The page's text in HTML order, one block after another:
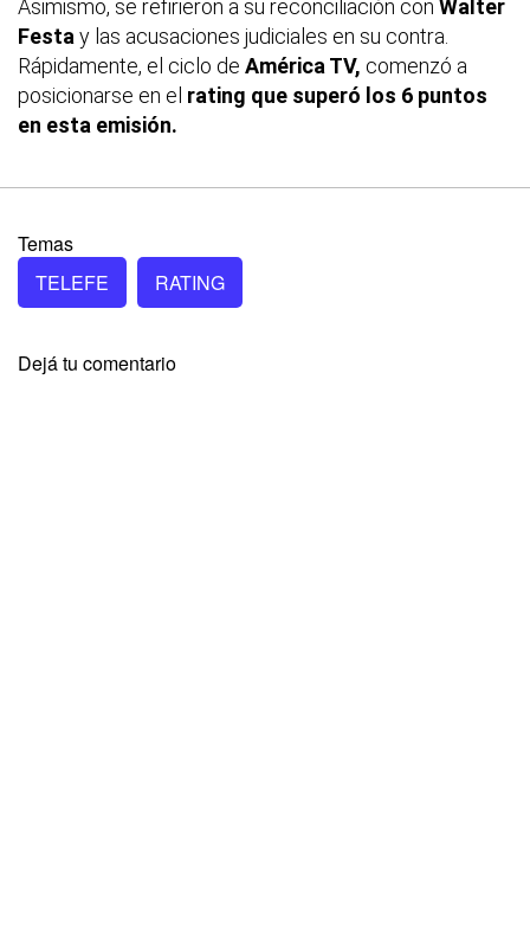
Asimismo, se refirieron a su reconciliación con Walter
Festay las acusaciones judiciales en su contra.
Rápidamente, el ciclo de América TV, comenzó a
posicionarse en el rating que superó los 6 puntos
en esta emisión.
Temas
TELEFE
RATING
Dejá tu comentario